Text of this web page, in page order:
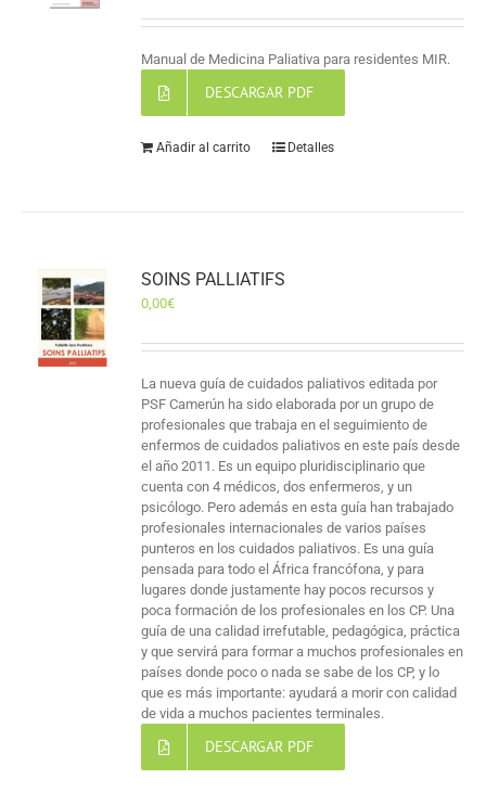
Manual de Medicina Paliativa para residentes MIR.
DESCARGAR PDF
Añadir al carrito Detalles
SOINS PALLIATIFS
0,00€
La nueva guía de cuidados paliativos editada por
PSF Camerún ha sido elaborada por un grupo de
profesionales que trabaja en el seguimiento de
enfermos de cuidados paliativos en este país desde
el año 2011. Es un equipo pluridisciplinario que
cuenta con 4 médicos, dos enfermeros, y un
psicólogo. Pero además en esta guía han trabajado
profesionales internacionales de varios países
punteros en los cuidados paliativos. Es una guía
pensada para todo el África francófona, y para
lugares donde justamente hay pocos recursos y
poca formación de los profesionales en los CP. Una
guía de una calidad irrefutable, pedagógica, práctica
y que servirá para formar a muchos profesionales en
países donde poco o nada se sabe de los CP, y lo
que es más importante: ayudará a morir con calidad
de vida a muchos pacientes terminales.
DESCARGAR PDF